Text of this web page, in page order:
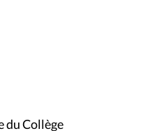
du Collège